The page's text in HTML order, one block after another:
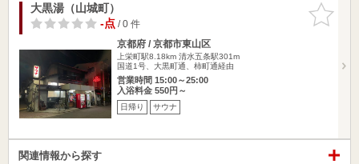
お気に入
りに追加
大黒湯（山城町）
-点/ 0 件
京都府 / 京都市東山区
上栄町駅8.18km 清水五条駅301m
国道1号、大黒町通、柿町通経由
営業時間 15:00～25:00
入浴料金 550円～
日帰り サウナ
関連情報から探す